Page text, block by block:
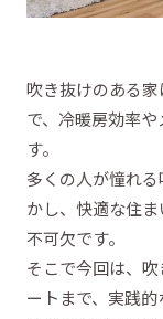
吹き抜けのある
で、冷暖房効率
す。
多くの人が憧れ
かし、快適な住
不可欠です。
そこで今回は、
ートまで、実践的